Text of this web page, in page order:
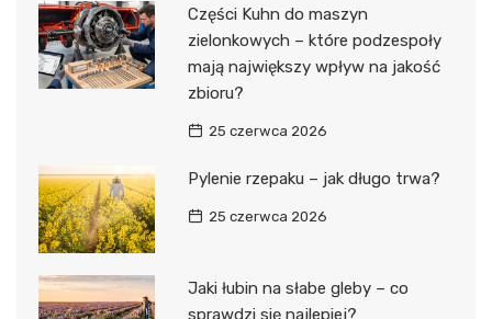
Części Kuhn do maszyn
zielonkowych – które podzespoły
mają największy wpływ na jakość
zbioru?
25 czerwca 2026
Pylenie rzepaku – jak długo trwa?
25 czerwca 2026
Jaki łubin na słabe gleby – co
sprawdzi się najlepiej?